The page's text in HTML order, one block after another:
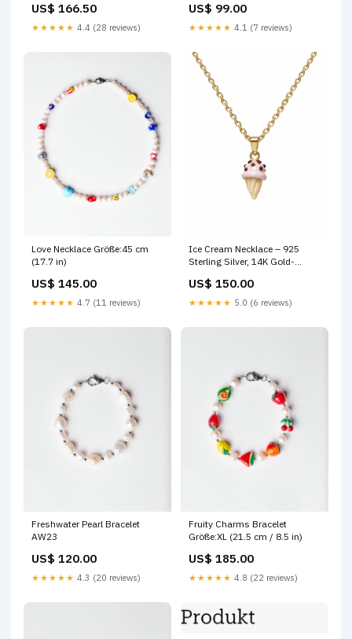
US$ 166.50
★★★★★ 4.4 (28 reviews)
US$ 99.00
★★★★★ 4.1 (7 reviews)
Love Necklace Größe:45 cm
(17.7 in)
US$ 145.00
★★★★★ 4.7 (11 reviews)
Ice Cream Necklace – 925
Sterling Silver, 14K Gold-
US$ 150.00
★★★★★ 5.0 (6 reviews)
Freshwater Pearl Bracelet
AW23
US$ 120.00
★★★★★ 4.3 (20 reviews)
Fruity Charms Bracelet
Größe:XL (21.5 cm / 8.5 in)
US$ 185.00
★★★★★ 4.8 (22 reviews)